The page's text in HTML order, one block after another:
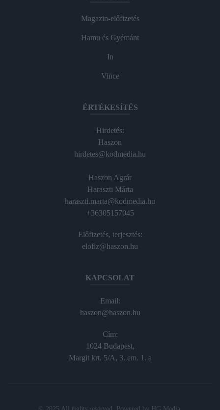
Magazin-előfizetés
Hamu és Gyémánt
In
Vince
ÉRTÉKESÍTÉS
Hirdetés:
Haszon
hirdetes@kodmedia.hu
Haszon Agrár
Haraszti Márta
haraszti.marta@kodmedia.hu
+36305157045
Előfizetés, terjesztés:
elofiz@haszon.hu
KAPCSOLAT
Email:
haszon@haszon.hu
Cím:
1024 Budapest,
Margit krt. 5/A, 3. em. 1. a